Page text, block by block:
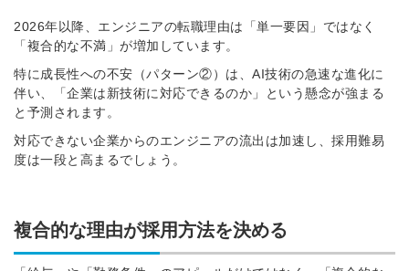
2026年以降、エンジニアの転職理由は「単一要因」ではなく
「複合的な不満」が増加しています。
特に成長性への不安（パターン②）は、AI技術の急速な進化に
伴い、「企業は新技術に対応できるのか」という懸念が強まる
と予測されます。
対応できない企業からのエンジニアの流出は加速し、採用難易
度は一段と高まるでしょう。
複合的な理由が採用方法を決める